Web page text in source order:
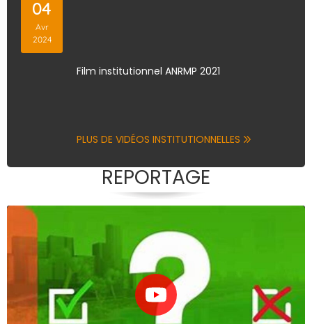
Film institutionnel ANRMP 2021
04
Avr
2024
PLUS DE VIDÉOS INSTITUTIONNELLES
REPORTAGE